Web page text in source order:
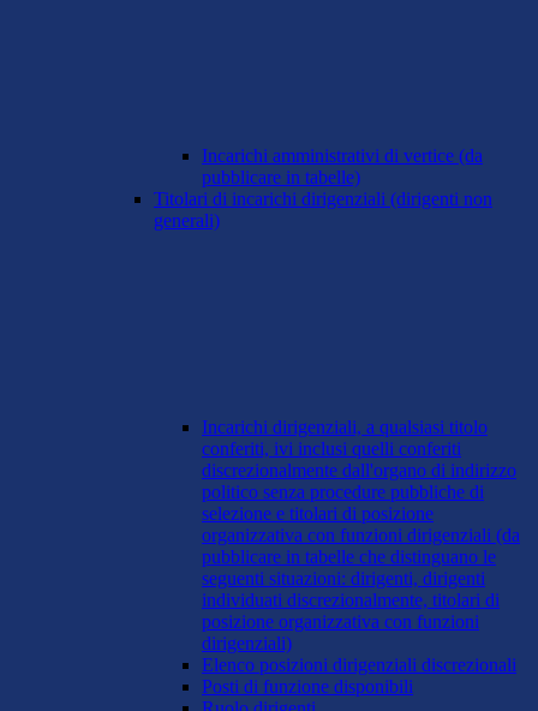
Incarichi amministrativi di vertice (da
pubblicare in tabelle)
Titolari di incarichi dirigenziali (dirigenti non
generali)
Incarichi dirigenziali, a qualsiasi titolo
conferiti, ivi inclusi quelli conferiti
discrezionalmente dall'organo di indirizzo
politico senza procedure pubbliche di
selezione e titolari di posizione
organizzativa con funzioni dirigenziali (da
pubblicare in tabelle che distinguano le
seguenti situazioni: dirigenti, dirigenti
individuati discrezionalmente, titolari di
posizione organizzativa con funzioni
dirigenziali)
Elenco posizioni dirigenziali discrezionali
Posti di funzione disponibili